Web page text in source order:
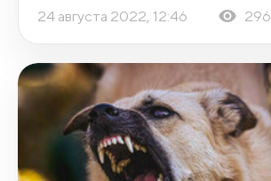
24 августа 2022, 12:46 296